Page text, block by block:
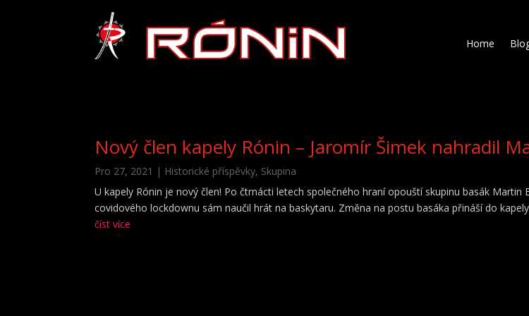
Home
Nový člen kapely Rónin – Jaromír Šimek nahradil
Pro 27, 2021 | Historické příspěvky, Skupina
U kapely Rónin je nový člen! Po čtrnácti letech společného hraní opouští skupinu basák
covidového lockdownu sám naučil hrát na baskytaru. Změna na postu basáka přináší do
číst více